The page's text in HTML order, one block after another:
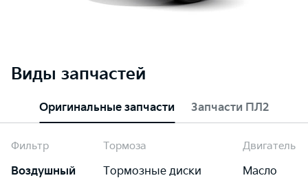
Виды запчастей
Оригинальные запчасти Запчасти ПЛ2
Фильтр
Воздушный
Тормоза
Тормозные диски
Двигатель
Масло